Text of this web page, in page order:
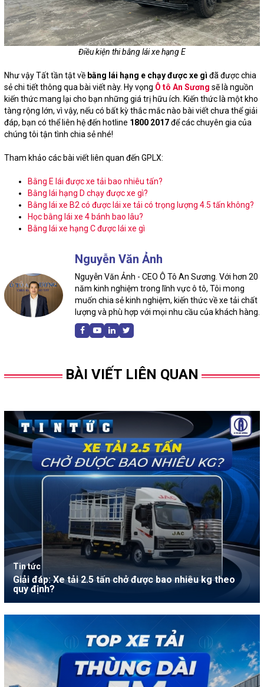
Điều kiện thi bằng lái xe hạng E
Như vậy Tất tần tật về bằng lái hạng e chạy được xe gì đã được chia
sẻ chi tiết thông qua bài viết này. Hy vọng Ô tô An Sương sẽ là nguồn
kiến thức mang lại cho bạn những giá trị hữu ích. Kiến thức là một kho
tàng rộng lớn, vì vậy, nếu có bất kỳ thắc mắc nào bài viết chưa thể giải
đáp, bạn có thể liên hệ đến hotline 1800 2017để các chuyên gia của
chúng tôi tận tình chia sẻ nhé!
Tham khảo các bài viết liên quan đến GPLX:
Bằng E lái được xe tải bao nhiêu tấn?
Bằng lái hạng D chạy được xe gì?
Bằng lái xe B2 có được lái xe tải có trọng lượng 4.5 tấn không?
Học bằng lái xe 4 bánh bao lâu?
Bằng lái xe hạng C được lái xe gì
Nguyễn Văn Ảnh
Nguyễn Văn Ảnh - CEO Ô Tô An Sương. Với hơn 20
năm kinh nghiệm trong lĩnh vực ô tô, Tôi mong
muốn chia sẻ kinh nghiệm, kiến thức về xe tải chất
lượng và phù hợp với mọi nhu cầu của khách hàng.
BÀI VIẾT LIÊN QUAN
Tin tức
Giải đáp: Xe tải 2.5 tấn chở được bao nhiêu kg theo
quy định?